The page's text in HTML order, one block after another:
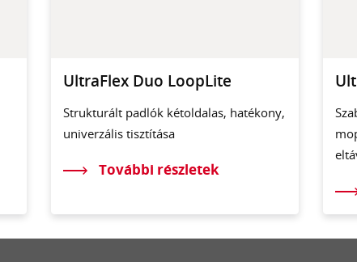
UltraFlex Duo LoopLite
Strukturált padlók kétoldalas, hatékony,
univerzális tisztítása
További részletek